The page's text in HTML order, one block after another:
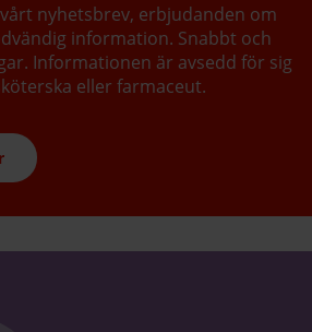
nyhetsbrev, erbjudanden om
information. Snabbt och
Informationen är avsedd för sig
eller farmaceut.